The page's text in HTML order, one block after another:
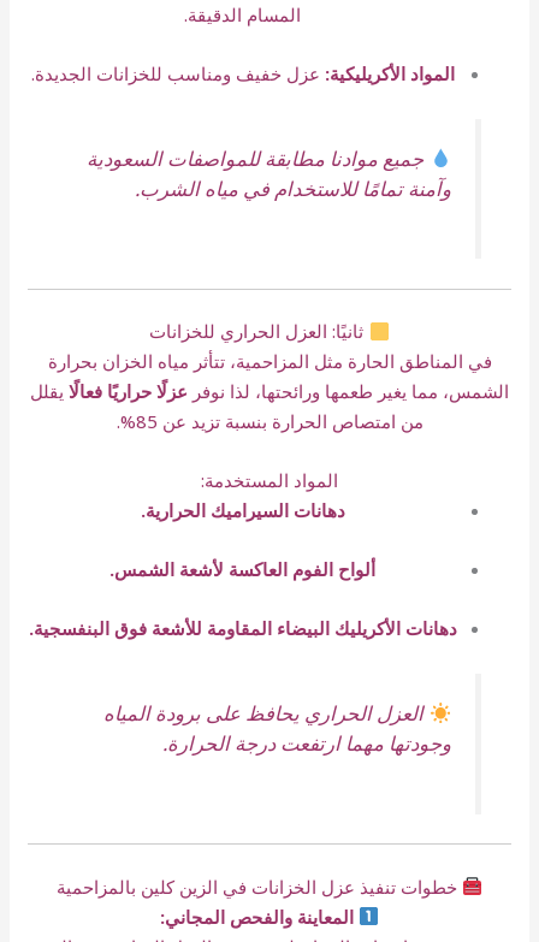
المسام الدقيقة.
المواد الأكريليكية: عزل خفيف ومناسب للخزانات الجديدة.
جميع موادنا مطابقة للمواصفات السعودية
وآمنة تمامًا للاستخدام في مياه الشرب.
ثانيًا: العزل الحراري للخزانات
في المناطق الحارة مثل المزاحمية، تتأثر مياه الخزان بحرارة
الشمس، مما يغير طعمها ورائحتها، لذا نوفر عزلًا حراريًا فعالًا يقلل
من امتصاص الحرارة بنسبة تزيد عن 85%.
المواد المستخدمة:
دهانات السيراميك الحرارية.
ألواح الفوم العاكسة لأشعة الشمس.
دهانات الأكريليك البيضاء المقاومة للأشعة فوق البنفسجية.
العزل الحراري يحافظ على برودة المياه
وجودتها مهما ارتفعت درجة الحرارة.
خطوات تنفيذ عزل الخزانات في الزين كلين بالمزاحمية
المعاينة والفحص المجاني: